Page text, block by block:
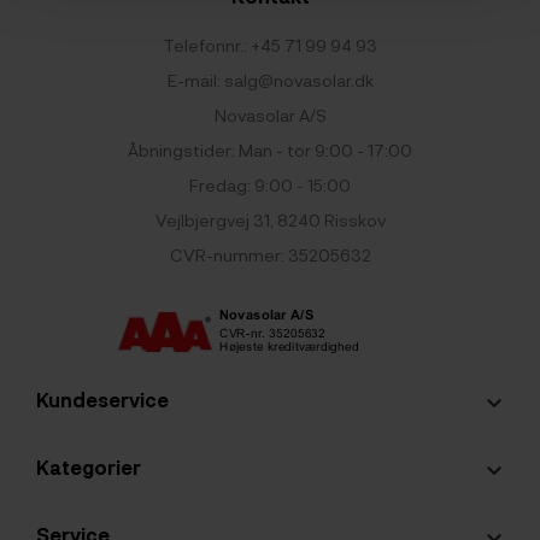
Telefonnr.: +45 71 99 94 93
E-mail: salg@novasolar.dk
Novasolar A/S
Åbningstider: Man - tor 9:00 - 17:00
Fredag: 9:00 - 15:00
Vejlbjergvej 31, 8240 Risskov
CVR-nummer: 35205632
Kundeservice keyboard_arrow_down
Kategorier keyboard_arrow_down
Service